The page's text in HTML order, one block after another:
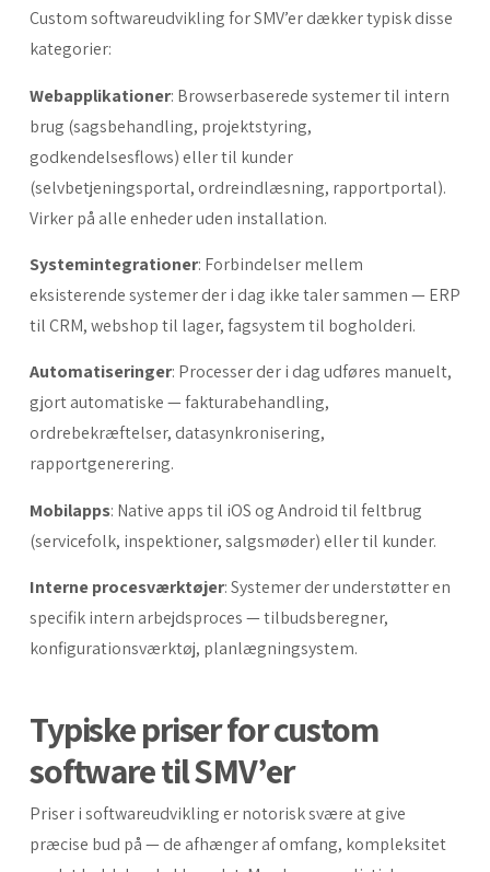
Custom softwareudvikling for SMV’er dækker typisk disse
kategorier:
Webapplikationer: Browserbaserede systemer til intern
brug (sagsbehandling, projektstyring,
godkendelsesflows) eller til kunder
(selvbetjeningsportal, ordreindlæsning, rapportportal).
Virker på alle enheder uden installation.
Systemintegrationer: Forbindelser mellem
eksisterende systemer der i dag ikke taler sammen — ERP
til CRM, webshop til lager, fagsystem til bogholderi.
Automatiseringer: Processer der i dag udføres manuelt,
gjort automatiske — fakturabehandling,
ordrebekræftelser, datasynkronisering,
rapportgenerering.
Mobilapps: Native apps til iOS og Android til feltbrug
(servicefolk, inspektioner, salgsmøder) eller til kunder.
Interne procesværktøjer: Systemer der understøtter en
specifik intern arbejdsproces — tilbudsberegner,
konfigurationsværktøj, planlægningsystem.
Typiske priser for custom
software til SMV’er
Priser i softwareudvikling er notorisk svære at give
præcise bud på — de afhænger af omfang, kompleksitet